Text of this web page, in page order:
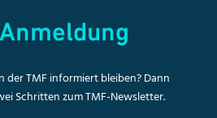
TMF informiert bleiben? Dann
Schritten zum TMF-Newsletter.